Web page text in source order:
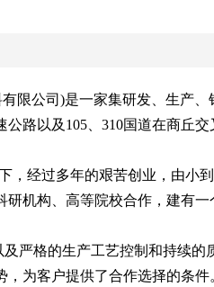
限公司)是一家集研发、生产
路以及105、310国道在商丘
，经过多年的艰苦创业，由小
机构、高等院校合作，建有
严格的生产工艺控制和持续
为客户提供了合作选择的条件